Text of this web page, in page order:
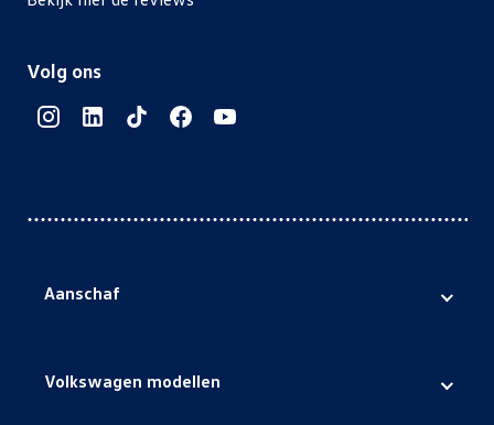
van
sterren
Volg ons
Aanschaf
Volkswagen occasions
Volkswagen modellen